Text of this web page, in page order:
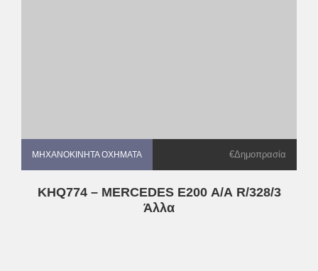
ΜΗΧΑΝΟΚΊΝΗΤΑ ΟΧΉΜΑΤΑ
ΜΗΧΑΝΟΚΊΝΗΤΑ ΟΧΉΜΑΤΑ €Δημοπρασία
KHQ774 – MERCEDES E200 Α/Α R/328/3
Άλλα